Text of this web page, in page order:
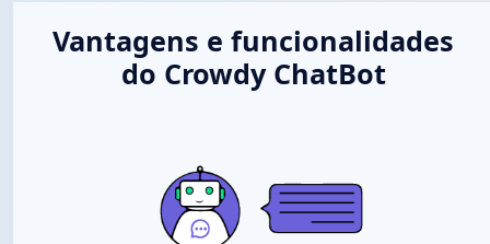
Vantagens e funcionalidades
do Crowdy ChatBot